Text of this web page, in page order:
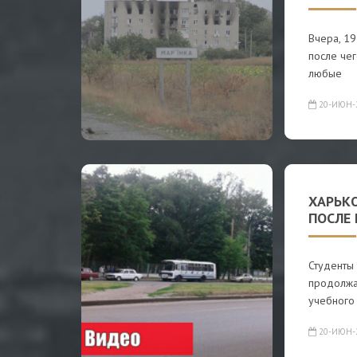
Вчера,
после
любые
20-ИЮН-
ПОСЛЕ
Студенты
учебного
20-ИЮН-